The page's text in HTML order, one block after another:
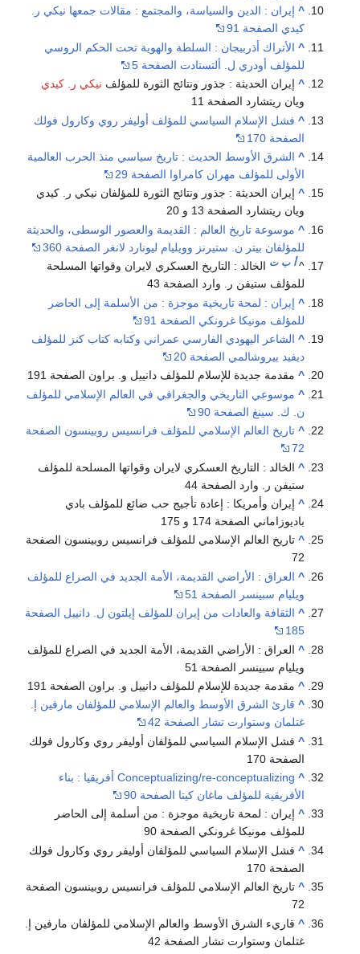
^ إيران : الدين والسياسة، والمجتمع : مقالات جمعها نيكي ر.
كيدي الصفحة 91
^ الأتراك أذربيجان : السلطة والهوية تحت الحكم الروسي
للمؤلف أودري ل. ألتستادت الصفحة 5
^ إيران الحديثة : جذور ونتائج الثورة للمؤلف نيكي ر. كيدي
ويان ريتشارد الصفحة 11
^ فشل الإسلام السياسي للمؤلف أوليفر روي وكارول فولك
الصفحة 170
^ الشرق الأوسط الحديث : تاريخ سياسي منذ الحرب العالمية
الأولى للمؤلف مهران كامراوا الصفحة 29
^ إيران الحديثة : جذور ونتائج الثورة للمؤلفان نيكي ر. كيدي
ويان ريتشارد الصفحة 13 و 20
^ موسوعة تاريخ العالم : القديمة والعصور الوسطى، والحديثة
للمؤلفان بيتر ن. ستيرنز وويليام ليونارد لانغر الصفحة 360
^أ ب ت الخالد : التاريخ العسكري لايران وقواتها المسلحة
للمؤلف ستيفن ر. وارد الصفحة 43
^ إيران : لمحة تاريخية موجزة : من الأسلمة إلى الحاضر
للمؤلف مونيكا غرونكي الصفحة 91
^ الشاعر اليهودي الفارسي عمراني وكتابه كتاب كنز للمؤلف
ديفيد ييروشالمي الصفحة 20
^ مقدمة جديدة للإسلام للمؤلف دانييل و. براون الصفحة 191
^ موسوعي التاريخي والجغرافي في العالم الإسلامي للمؤلف
ن. ك. سينغ الصفحة 90
^ تاريخ العالم الإسلامي للمؤلف فرانسيس روبينسون الصفحة
72
^ الخالد : التاريخ العسكري لايران وقواتها المسلحة للمؤلف
ستيفن ر. وارد الصفحة 44
^ إيران وأمريكا : إعادة تأجيج حب ضائع للمؤلف بادي
باديوزاماني الصفحة 174 و 175
^ تاريخ العالم الإسلامي للمؤلف فرانسيس روبينسون الصفحة
72
^ العراق : الأراضي القديمة، الأمة الجديد في الصراع للمؤلف
ويليام سبينسر الصفحة 51
^ الثقافة والعادات من إيران للمؤلف إيلتون ل. دانييل الصفحة
185
^ العراق : الأراضي القديمة، الأمة الجديد في الصراع للمؤلف
ويليام سبينسر الصفحة 51
^ مقدمة جديدة للإسلام للمؤلف دانييل و. براون الصفحة 191
^ قارئ الشرق الأوسط والعالم الإسلامي للمؤلفان مارفين إ.
غتلمان وستوارت تشار الصفحة 42
^ فشل الإسلام السياسي للمؤلفان أوليفر روي وكارول فولك
الصفحة 170
^
Conceptualizing/re-conceptualizing أفريقيا : بناء
الأفريقية للمؤلف ماغان كيتا الصفحة 90
^ إيران : لمحة تاريخية موجزة : من أسلمة إلى الحاضر
للمؤلف مونيكا غرونكي الصفحة 90
^ فشل الإسلام السياسي للمؤلفان أوليفر روي وكارول فولك
الصفحة 170
^ تاريخ العالم الإسلامي للمؤلف فرانسيس روبينسون الصفحة
72
^ قاريء الشرق الأوسط والعالم الإسلامي للمؤلفان مارفين إ.
غتلمان وستوارت تشار الصفحة 42